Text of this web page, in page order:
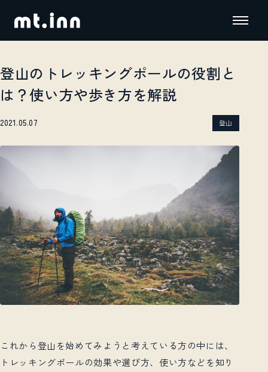
登山のトレッキングポールの役割と
は？使い方や歩き方を解説
2021.05.07 登山
これから登山を始めてみようと考えている方の中には、
トレッキングポールの効果や選び方、使い方などを知り